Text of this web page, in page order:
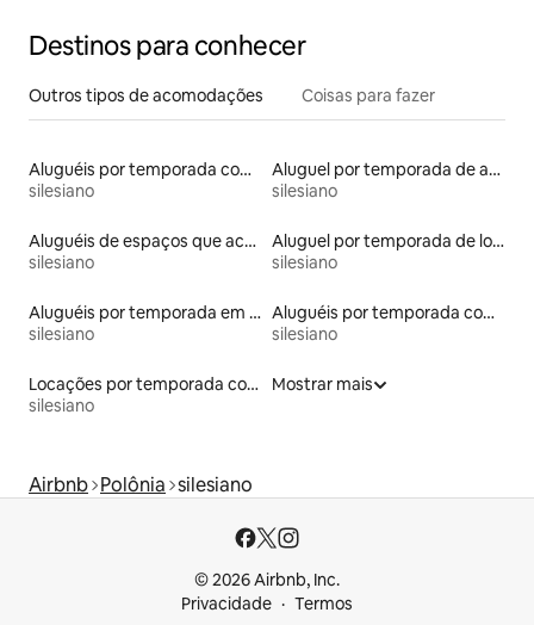
Destinos para conhecer
Outros tipos de acomodações Coisas para fazer
Aluguéis por temporada com suítes privativas
silesiano
Aluguel por temporada de apart-hotéis
silesiano
Aluguéis de espaços que aceitam animais de estimação
silesiano
Aluguel por temporada de lofts
silesiano
Aluguéis por temporada em hotéis-fazenda
silesiano
Aluguéis por temporada com acesso ao lago
silesiano
Locações por temporada com piscina
silesiano
Mostrar mais
Airbnb Polônia silesiano
© 2026 Airbnb, Inc.
Privacidade
Termos